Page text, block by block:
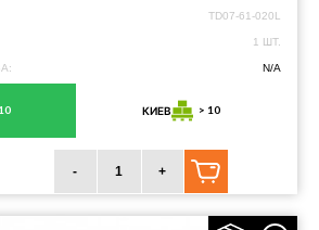
TD07-61-020L
1 ШТ.
N/A
КИЕВ > 10
- +